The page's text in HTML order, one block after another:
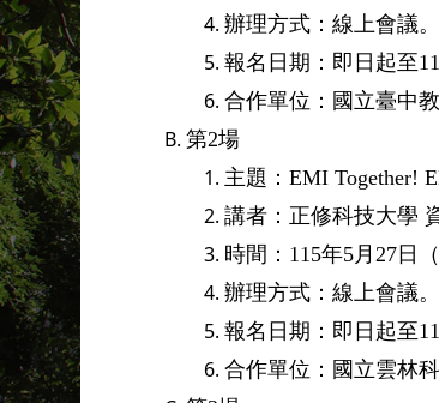
辦理方式：線上會議。
報名日期：即日起至
合作單位：國立臺中
第2場
主題：EMI Together!
講者：正修科技大學
時間： 115年5月27 日
辦理方式：線上會議。
報名日期：即日起至
合作單位：國立雲林